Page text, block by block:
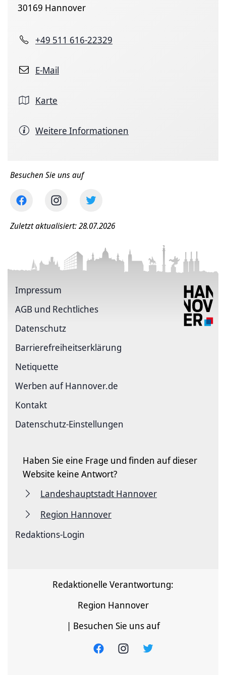
30169 Hannover
+49 511 616-22329
E-Mail
Karte
Weitere Informationen
Besuchen Sie uns auf
Zuletzt aktualisiert: 28.07.2026
Impressum
AGB und Rechtliches
Datenschutz
Barriere­freiheits­erklärung
Netiquette
Werben auf Hannover.de
Kontakt
Datenschutz-Einstellungen
Haben Sie eine Frage und finden auf dieser
Website keine Antwort?
Landeshauptstadt Hannover
Region Hannover
Redaktions-Login
Redaktionelle Verantwortung:
Region Hannover
| Besuchen Sie uns auf